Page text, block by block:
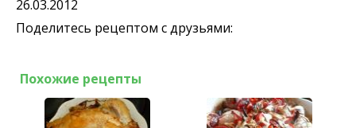
26.03.2012
Поделитесь рецептом с друзьями:
Похожие рецепты